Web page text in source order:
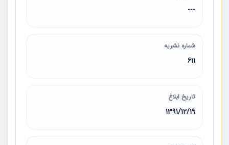
---
شماره نشریه
611
تاریخ ابلاغ
1391/12/19